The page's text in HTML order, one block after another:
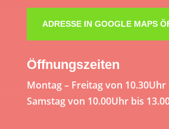
ADRESSE IN GOOGLE MAPS
Öffnungszeiten
Montag – Freitag von 10.30Uhr
Samstag von 10.00Uhr bis